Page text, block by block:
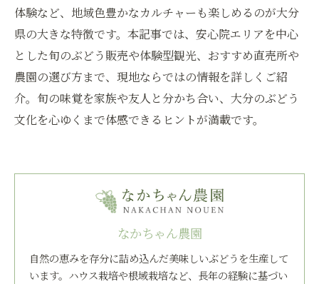
体験など、地域色豊かなカルチャーも楽しめるのが大分
県の大きな特徴です。本記事では、安心院エリアを中心
とした旬のぶどう販売や体験型観光、おすすめ直売所や
農園の選び方まで、現地ならではの情報を詳しくご紹
介。旬の味覚を家族や友人と分かち合い、大分のぶどう
文化を心ゆくまで体感できるヒントが満載です。
なかちゃん農園
自然の恵みを存分に詰め込んだ美味しいぶどうを生産して
います。ハウス栽培や根域栽培など、長年の経験に基づい